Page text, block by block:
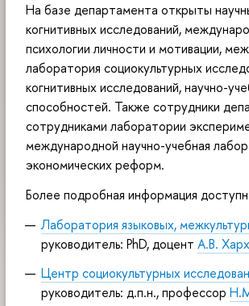
На базе департамента открыты
когнитивных исследований,
психологии личности и мотивации,
лаборатория социокультурных
когнитивных исследований, научно-
способностей. Также сотрудники
сотрудниками лаборатории
международной научно-учебная
экономических реформ.
Более подробная информация
Лаборатория языковых,
руководитель: PhD, доцентА.В.
Центр социокультурных
руководитель: д.п.н., профессор